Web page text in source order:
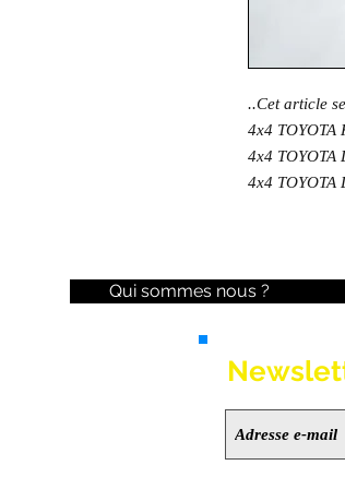
..Cet article
4x4 TOYOTA
4x4 TOYOTA
4x4 TOYOTA
Qui sommes nous ?